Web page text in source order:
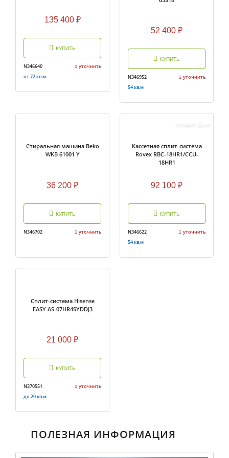
135 400₽
КУПИТЬ
N346640
уточнить
от 72 кв.м
52 400 ₽
КУПИТЬ
N346952
уточнить
54 кв.м
Стиральная машина Beko
WKB 61001 Y
36 200 ₽
КУПИТЬ
N346702 уточнить
Кассетная сплит-система
Rovex RBC-18HR1/CCU-
18HR1
92 100 ₽
КУПИТЬ
N346622
уточнить
54 кв.м
Cплит-система Hisense
EASY AS-07HR4SYDDJ3
21 000 ₽
КУПИТЬ
N370551
уточнить
до 20 кв.м
ПОЛЕЗНАЯ ИНФОРМАЦИЯ